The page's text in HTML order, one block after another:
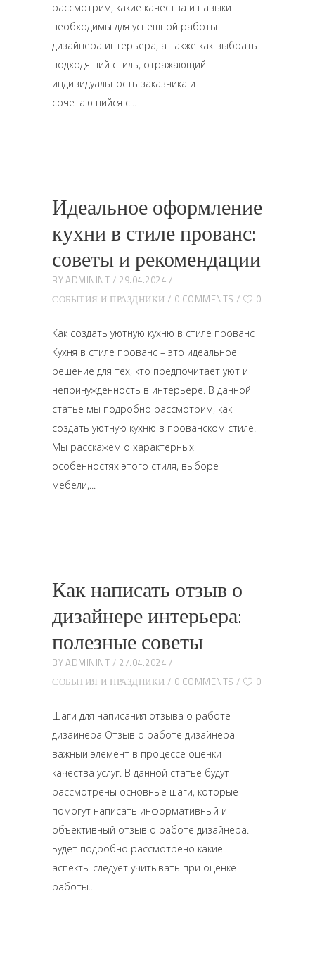
рассмотрим, какие качества и навыки
необходимы для успешной работы
дизайнера интерьера, а также как выбрать
подходящий стиль, отражающий
индивидуальность заказчика и
сочетающийся с
Идеальное оформление
кухни в стиле прованс:
советы и рекомендации
BYADMININT
29.04.2024
СОБЫТИЯ И ПРАЗДНИКИ
0 COMMENTS 0
Как создать уютную кухню в стиле прованс
Кухня в стиле прованс – это идеальное
решение для тех, кто предпочитает уют и
непринужденность в интерьере. В данной
статье мы подробно рассмотрим, как
создать уютную кухню в прованском стиле.
Мы расскажем о характерных
особенностях этого стиля, выборе
мебели,
Как написать отзыв о
дизайнере интерьера:
полезные советы
BYADMININT
27.04.2024
СОБЫТИЯ И ПРАЗДНИКИ
0 COMMENTS 0
Шаги для написания отзыва о работе
дизайнера Отзыв о работе дизайнера -
важный элемент в процессе оценки
качества услуг. В данной статье будут
рассмотрены основные шаги, которые
помогут написать информативный и
объективный отзыв о работе дизайнера.
Будет подробно рассмотрено какие
аспекты следует учитывать при оценке
работы